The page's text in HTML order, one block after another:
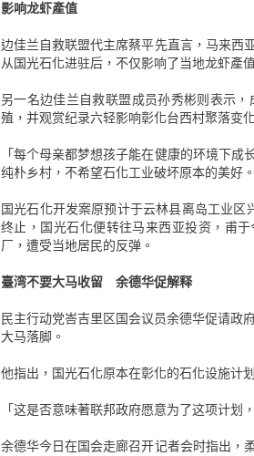
影响龙虾產值
边佳兰自救联盟代主席蔡平先直言，马来西
从国光石化进驻后，不仅影响了当地龙虾產
另一名边佳兰自救联盟成员孙秀彬则表示
殖，并观赏纪录六轻影响彰化台西村聚落变
「每个母亲都梦想孩子能在健康的环境下
纯朴乡村，不希望石化工业破坏原本的美好。
国光石化开发案原预计于云林县离岛工业
终止，国光石化便转往马来西亚投资，甫
厂，遭受当地居民的反弹。
臺湾不要大马收留 余德华促解释
民主行动党峇吉里区国会议员余德华促请政
大马落脚。
他指出，国光石化原本在彰化的石化设施计
「这是否意味著联邦政府愿意为了这项计划
余德华今日在国会走廊召开记者会时指出，